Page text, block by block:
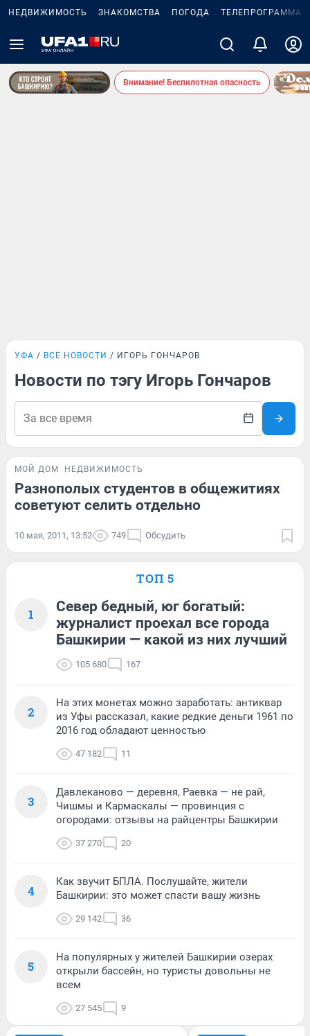
НЕДВИЖИМОСТЬ ЗНАКОМСТВА ПОГОДА ТЕЛЕПРОГРАММА
Внимание! Беспилотная опасность
УФА ВСЕ НОВОСТИ ИГОРЬ ГОНЧАРОВ
Новости по тэгу Игорь Гончаров
МОЙ ДОМ НЕДВИЖИМОСТЬ
Разнополых студентов в общежитиях
советуют селить отдельно
10 мая, 2011, 13:52 749 Обсудить
ТОП 5
1
Север бедный, юг богатый:
журналист проехал все города
Башкирии — какой из них лучший
105 680 167
2
На этих монетах можно заработать: антиквар
из Уфы рассказал, какие редкие деньги 1961 по
2016 год обладают ценностью
47 182 11
3
Давлеканово — деревня, Раевка — не рай,
Чишмы и Кармаскалы — провинция с
огородами: отзывы на райцентры Башкирии
37 270 20
4
Как звучит БПЛА. Послушайте, жители
Башкирии: это может спасти вашу жизнь
29 142 36
5
На популярных у жителей Башкирии озерах
открыли бассейн, но туристы довольны не
всем
27 545 9